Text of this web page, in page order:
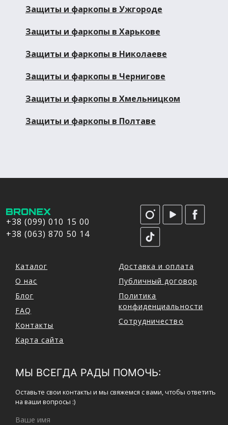
Защиты и фаркопы в Ужгороде
Защиты и фаркопы в Харькове
Защиты и фаркопы в Николаеве
Защиты и фаркопы в Чернигове
Защиты и фаркопы в Хмельницком
Защиты и фаркопы в Полтаве
+38 (099) 010 15 00
+38 (063) 870 50 14
Каталог
О нас
Блог
FAQ
Контакты
Карта сайта
Доставка и оплата
Публичный договор
Политика
конфиденциальности
Сотрудничество
МЫ ВСЕГДА РАДЫ ПОМОЧЬ:
Оставьте свои контакты и мы свяжемся с вами, чтобы ответить
на ваши вопросы :)
Ваше имя